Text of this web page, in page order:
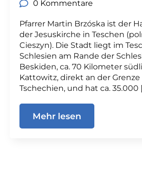
0 Kommentare
Pfarrer Martin Brzóska ist der
der Jesuskirche in Teschen
Cieszyn). Die Stadt liegt im
Schlesien am Rande der
Beskiden, ca. 70 Kilometer
Kattowitz, direkt an der Grenze
Tschechien, und hat ca. 35.000
Mehr lesen